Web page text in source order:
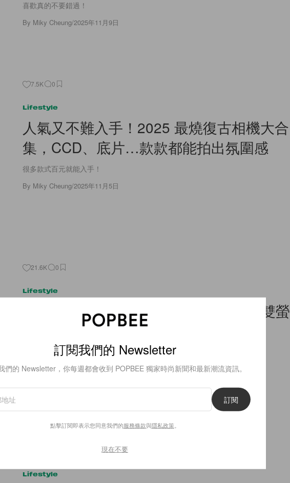
喜歡真的不要錯過！
By Miky Cheung/2025年11月9日
7.5K 0
Lifestyle
人氣又不難入手！2025 最燒復古相機大合
集，CCD、底片…款款都能拍出氛圍感
很多款式百元就能入手！
By Miky Cheung/2025年11月5日
21.6K 0
Lifestyle
太懂女生的心！韓國品牌 Luodin 推出雙螢
幕 CCD 相機，拍美照再也不用求人
百元預算就能入手！
ByMiky Cheung/2025年10月28日
Lifestyle
訂閱我們的 Newsletter
們的 Newsletter，你每週都會收到 POPBEE 獨家時尚新聞和最新潮流資訊。
訂閱
點擊訂閱即表示您同意我們的服務條款與隱私政策。
現在不要